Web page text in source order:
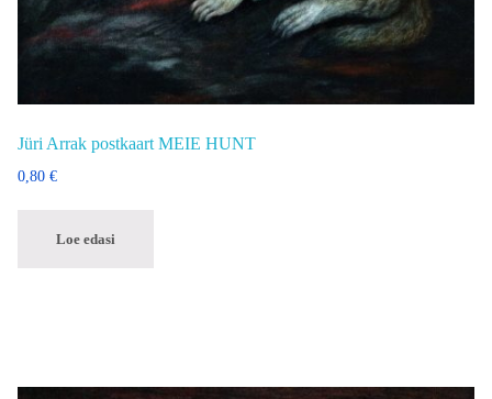
Jüri Arrak postkaart MEIE HUNT
0,80 €
Loe edasi